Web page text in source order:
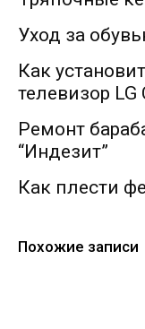
Уход за
Как
телевизор
Ремонт
“Индезит”
Как плести
Похожие записи